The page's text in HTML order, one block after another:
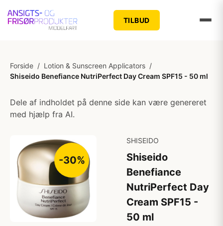
TILBUD
Forside / Lotion & Sunscreen Applicators /
Shiseido Benefiance NutriPerfect Day Cream SPF15 - 50 ml
Dele af indholdet på denne side kan være genereret
med hjælp fra AI.
-30%
SHISEIDO
Shiseido
Benefiance
NutriPerfect Day
Cream SPF15 -
50 ml